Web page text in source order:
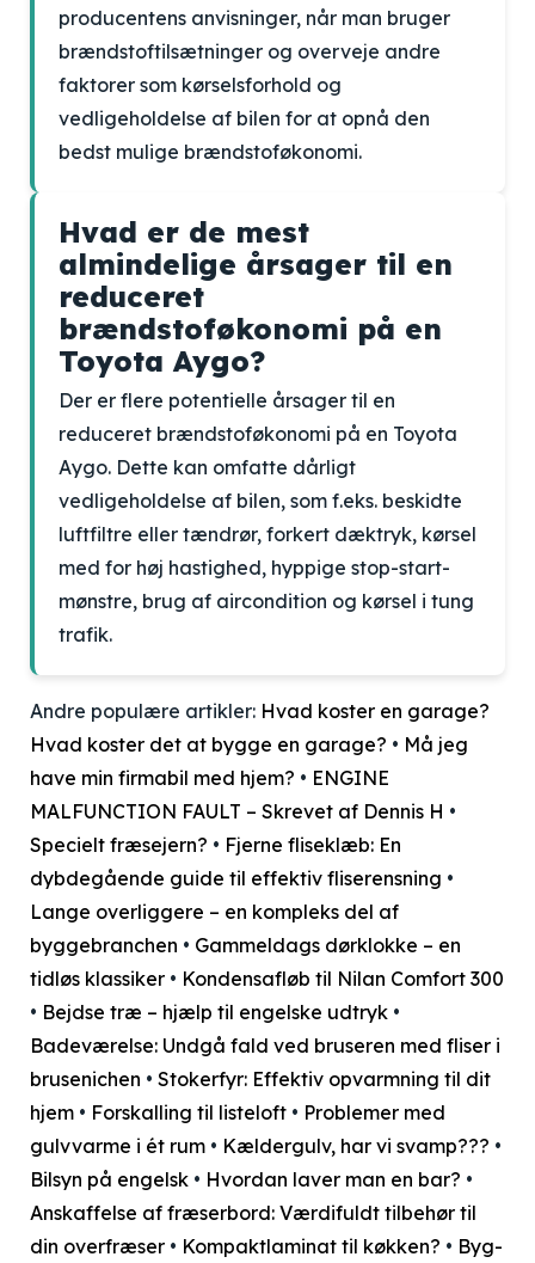
producentens anvisninger, når man bruger
brændstoftilsætninger og overveje andre
faktorer som kørselsforhold og
vedligeholdelse af bilen for at opnå den
bedst mulige brændstoføkonomi.
Hvad er de mest
almindelige årsager til en
reduceret
brændstoføkonomi på en
Toyota Aygo?
Der er flere potentielle årsager til en
reduceret brændstoføkonomi på en Toyota
Aygo. Dette kan omfatte dårligt
vedligeholdelse af bilen, som f.eks. beskidte
luftfiltre eller tændrør, forkert dæktryk, kørsel
med for høj hastighed, hyppige stop-start-
mønstre, brug af aircondition og kørsel i tung
trafik.
Andre populære artikler: Hvad koster en garage?
Hvad koster det at bygge en garage? • Må jeg
have min firmabil med hjem? • ENGINE
MALFUNCTION FAULT – Skrevet af Dennis H •
Specielt fræsejern? • Fjerne fliseklæb: En
dybdegående guide til effektiv fliserensning •
Lange overliggere – en kompleks del af
byggebranchen • Gammeldags dørklokke – en
tidløs klassiker • Kondensafløb til Nilan Comfort 300
• Bejdse træ – hjælp til engelske udtryk •
Badeværelse: Undgå fald ved bruseren med fliser i
brusenichen • Stokerfyr: Effektiv opvarmning til dit
hjem • Forskalling til listeloft • Problemer med
gulvvarme i ét rum • Kældergulv, har vi svamp??? •
Bilsyn på engelsk • Hvordan laver man en bar? •
Anskaffelse af fræserbord: Værdifuldt tilbehør til
din overfræser • Kompaktlaminat til køkken? • Byg-